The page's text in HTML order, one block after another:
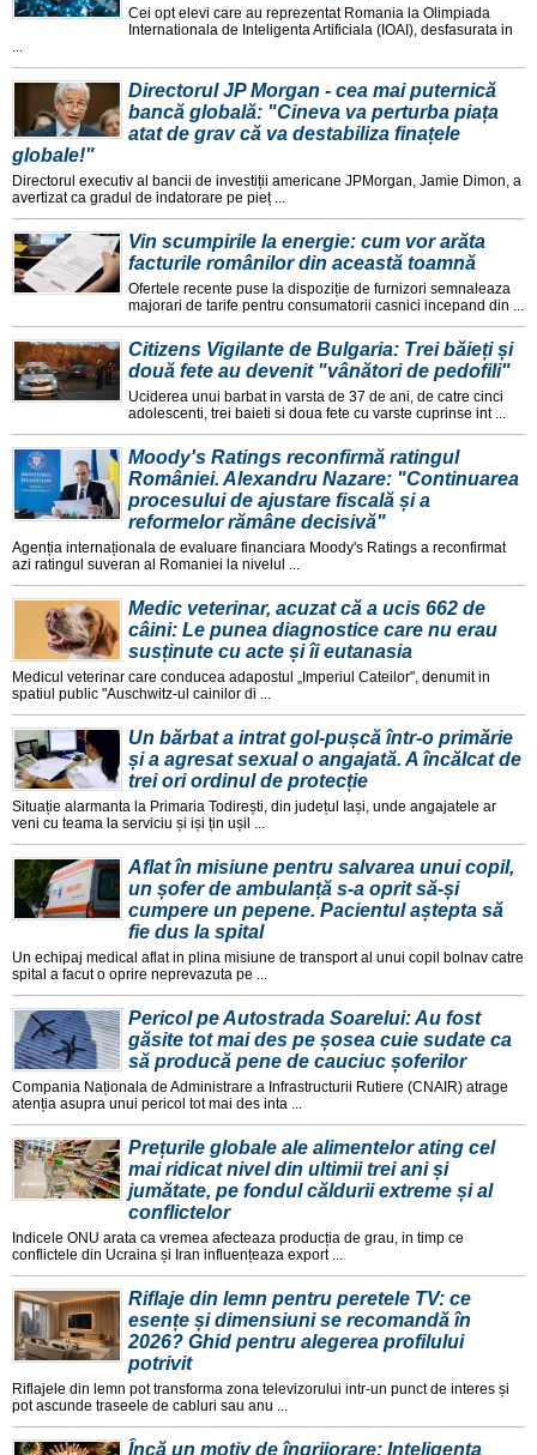
Cei opt elevi care au reprezentat Romania la Olimpiada
Internationala de Inteligenta Artificiala (IOAI), desfasurata in
...
Directorul JP Morgan - cea mai puternică
bancă globală: "Cineva va perturba piața
atat de grav că va destabiliza finațele
globale!"
Directorul executiv al bancii de investiții americane JPMorgan, Jamie Dimon, a
avertizat ca gradul de indatorare pe pieț ...
Vin scumpirile la energie: cum vor arăta
facturile românilor din această toamnă
Ofertele recente puse la dispoziție de furnizori semnaleaza
majorari de tarife pentru consumatorii casnici incepand din ...
Citizens Vigilante de Bulgaria: Trei băieți și
două fete au devenit "vânători de pedofili"
Uciderea unui barbat in varsta de 37 de ani, de catre cinci
adolescenti, trei baieti si doua fete cu varste cuprinse int ...
Moody's Ratings reconfirmă ratingul
României. Alexandru Nazare: "Continuarea
procesului de ajustare fiscală și a
reformelor rămâne decisivă"
Agenția internaționala de evaluare financiara Moody's Ratings a reconfirmat
azi ratingul suveran al Romaniei la nivelul ...
Medic veterinar, acuzat că a ucis 662 de
câini: Le punea diagnostice care nu erau
susținute cu acte și îi eutanasia
Medicul veterinar care conducea adapostul „Imperiul Cateilor", denumit in
spatiul public "Auschwitz-ul cainilor di ...
Un bărbat a intrat gol-pușcă într-o primărie
și a agresat sexual o angajată. A încălcat de
trei ori ordinul de protecție
Situație alarmanta la Primaria Todirești, din județul Iași, unde angajatele ar
veni cu teama la serviciu și iși țin ușil ...
Aflat în misiune pentru salvarea unui copil,
un șofer de ambulanță s-a oprit să-și
cumpere un pepene. Pacientul aștepta să
fie dus la spital
Un echipaj medical aflat in plina misiune de transport al unui copil bolnav catre
spital a facut o oprire neprevazuta pe ...
Pericol pe Autostrada Soarelui: Au fost
găsite tot mai des pe șosea cuie sudate ca
să producă pene de cauciuc șoferilor
Compania Naționala de Administrare a Infrastructurii Rutiere (CNAIR) atrage
atenția asupra unui pericol tot mai des inta ...
Prețurile globale ale alimentelor ating cel
mai ridicat nivel din ultimii trei ani și
jumătate, pe fondul căldurii extreme și al
conflictelor
Indicele ONU arata ca vremea afecteaza producția de grau, in timp ce
conflictele din Ucraina și Iran influențeaza export ...
Riflaje din lemn pentru peretele TV: ce
esențe și dimensiuni se recomandă în
2026? Ghid pentru alegerea profilului
potrivit
Riflajele din lemn pot transforma zona televizorului intr-un punct de interes și
pot ascunde traseele de cabluri sau anu ...
Încă un motiv de îngrijorare: Inteligența